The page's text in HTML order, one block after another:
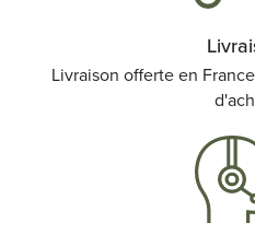
Livraison offerte en